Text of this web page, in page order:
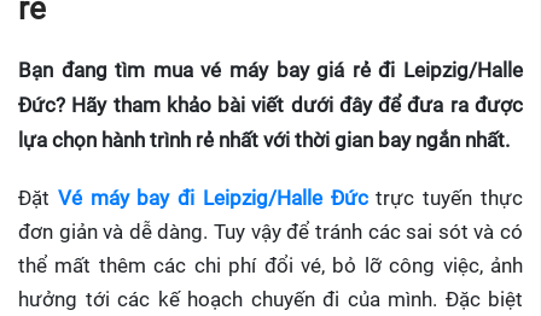
rẻ
Bạn đang tìm mua vé máy bay giá rẻ đi Leipzig/Halle
Đức? Hãy tham khảo bài viết dưới đây để đưa ra được
lựa chọn hành trình rẻ nhất với thời gian bay ngắn nhất.
Đặt Vé máy bay đi Leipzig/Halle Đứctrực tuyến thực
đơn giản và dễ dàng. Tuy vậy để tránh các sai sót và có
thể mất thêm các chi phí đổi vé, bỏ lỡ công việc, ảnh
hưởng tới các kế hoạch chuyến đi của mình. Đặc biệt